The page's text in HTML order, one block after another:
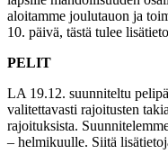
aloitamme joulutauon ja
10. päivä, tästä tulee
PELIT
LA 19.12. suunniteltu
valitettavasti rajoitusten
rajoituksista.
– helmikuulle. Siitä